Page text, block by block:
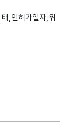
,인허가일자,위